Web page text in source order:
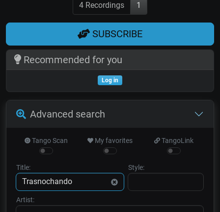
4 Recordings 1
SUBSCRIBE
Recommended for you
Log in
Advanced search
Tango Scan My favorites TangoLink
Title: Style:
Artist: